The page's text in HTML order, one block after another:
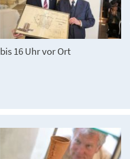
bis 16 Uhr vor Ort